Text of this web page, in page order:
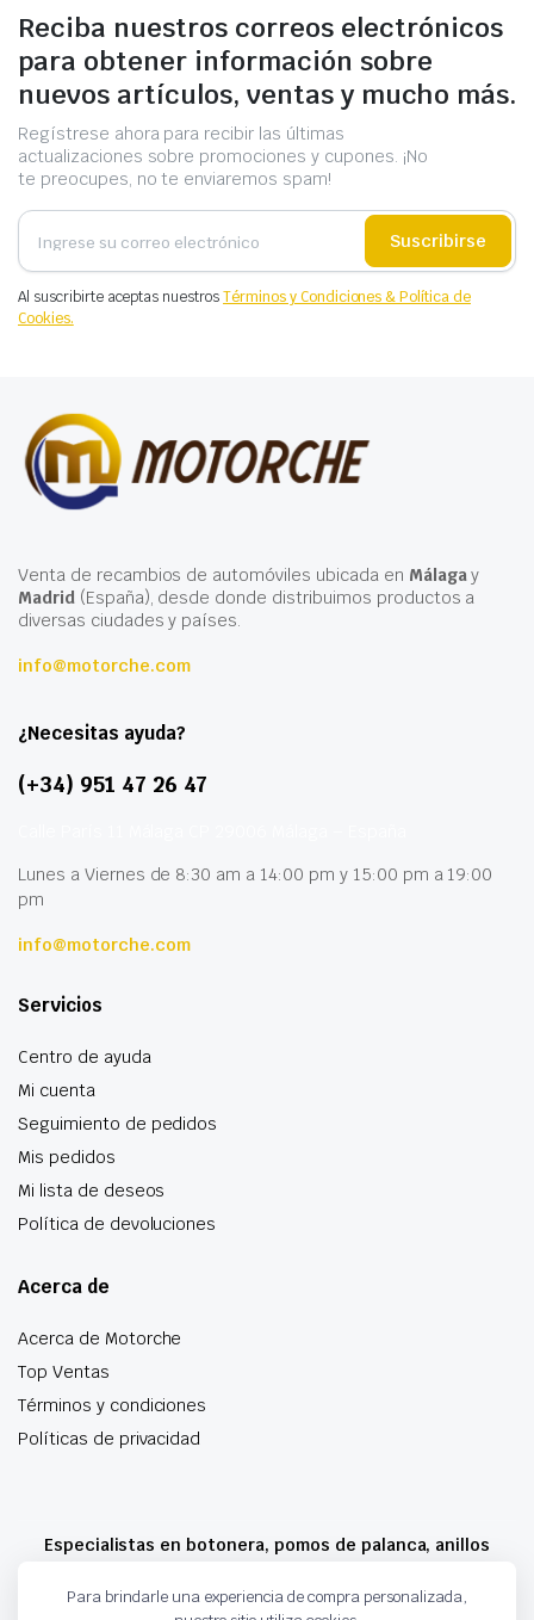
Reciba nuestros correos electrónicos
para obtener información sobre
nuevos artículos, ventas y mucho más.
Regístrese ahora para recibir las últimas
actualizaciones sobre promociones y cupones. ¡No
te preocupes, no te enviaremos spam!
Suscribirse
Al suscribirte aceptas nuestrosTérminos y Condiciones & Política de
Cookies.
Venta de recambios de automóviles ubicada en Málagay
Madrid(España), desde donde distribuimos productos a
diversas ciudades y países.
info@motorche.com
¿Necesitas ayuda?
(+34) 951 47 26 47
Lunes a Viernes de 8:30 am a 14:00 pm y 15:00 pm a 19:00
pm
info@motorche.com
Servicios
Centro de ayuda
Mi cuenta
Seguimiento de pedidos
Mis pedidos
Mi lista de deseos
Política de devoluciones
Acerca de
Acerca de Motorche
Top Ventas
Términos y condiciones
Políticas de privacidad
Especialistas en botonera, pomos de palanca, anillos
Para brindarle una experiencia de compra personalizada,